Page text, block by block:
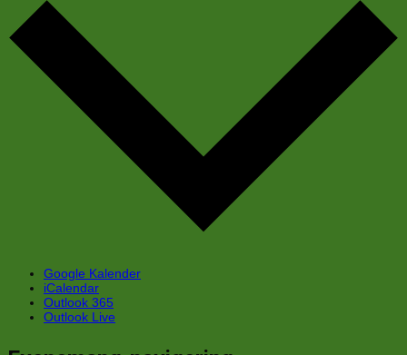
Google Kalender
iCalendar
Outlook 365
Outlook Live